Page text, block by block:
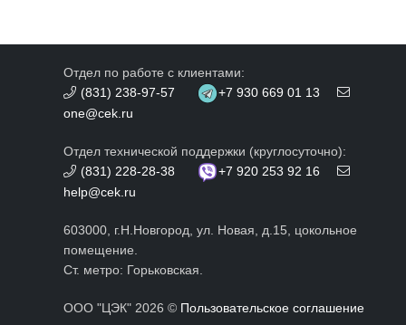
Отдел по работе с клиентами:
(831) 238-97-57
+7 930 669 01 13
one@cek.ru
Отдел технической поддержки (круглосуточно):
(831) 228-28-38
+7 920 253 92 16
help@cek.ru
603000, г.Н.Новгород, ул. Новая, д.15, цокольное
помещение.
Ст. метро: Горьковская.
ООО "ЦЭК" 2026 © Пользовательское соглашение